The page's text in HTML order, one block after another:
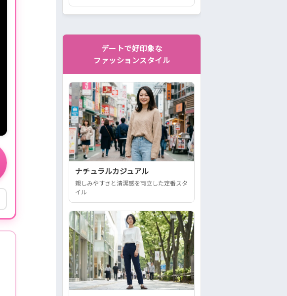
デートで好印象な
ファッションスタイル
ナチュラルカジュアル
親しみやすさと清潔感を両立した定番スタ
イル